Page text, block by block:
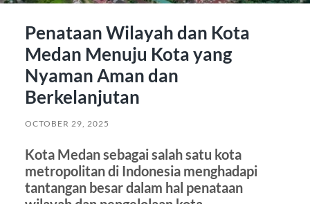
Penataan Wilayah dan Kota
Medan Menuju Kota yang
Nyaman Aman dan
Berkelanjutan
OCTOBER 29, 2025
Kota Medan sebagai salah satu kota
metropolitan di Indonesia menghadapi
tantangan besar dalam hal penataan